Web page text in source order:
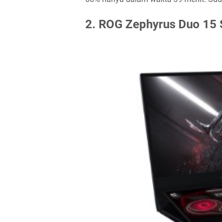
2. ROG Zephyrus Duo 15